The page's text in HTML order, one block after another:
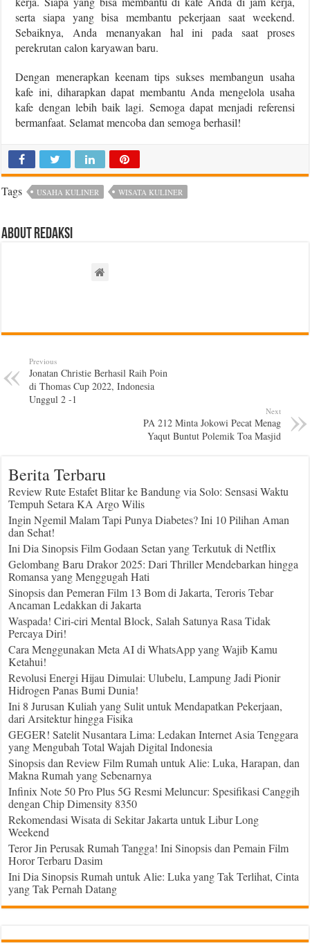
serta siapa yang bisa membantu pekerjaan saat weekend.
Sebaiknya, Anda menanyakan hal ini pada saat proses
perekrutan calon karyawan baru.
Dengan menerapkan keenam tips sukses membangun usaha
kafe ini, diharapkan dapat membantu Anda mengelola usaha
kafe dengan lebih baik lagi. Semoga dapat menjadi referensi
bermanfaat. Selamat mencoba dan semoga berhasil!
Tags USAHA KULINER WISATA KULINER
About Redaksi
Previous
Jonatan Christie Berhasil Raih Poin
di Thomas Cup 2022, Indonesia
Unggul 2 -1
Next
PA 212 Minta Jokowi Pecat Menag
Yaqut Buntut Polemik Toa Masjid
Berita Terbaru
Review Rute Estafet Blitar ke Bandung via Solo: Sensasi Waktu
Tempuh Setara KA Argo Wilis
Ingin Ngemil Malam Tapi Punya Diabetes? Ini 10 Pilihan Aman
dan Sehat!
Ini Dia Sinopsis Film Godaan Setan yang Terkutuk di Netflix
Gelombang Baru Drakor 2025: Dari Thriller Mendebarkan hingga
Romansa yang Menggugah Hati
Sinopsis dan Pemeran Film 13 Bom di Jakarta, Teroris Tebar
Ancaman Ledakkan di Jakarta
Waspada! Ciri-ciri Mental Block, Salah Satunya Rasa Tidak
Percaya Diri!
Cara Menggunakan Meta AI di WhatsApp yang Wajib Kamu
Ketahui!
Revolusi Energi Hijau Dimulai: Ulubelu, Lampung Jadi Pionir
Hidrogen Panas Bumi Dunia!
Ini 8 Jurusan Kuliah yang Sulit untuk Mendapatkan Pekerjaan,
dari Arsitektur hingga Fisika
GEGER! Satelit Nusantara Lima: Ledakan Internet Asia Tenggara
yang Mengubah Total Wajah Digital Indonesia
Sinopsis dan Review Film Rumah untuk Alie: Luka, Harapan, dan
Makna Rumah yang Sebenarnya
Infinix Note 50 Pro Plus 5G Resmi Meluncur: Spesifikasi Canggih
dengan Chip Dimensity 8350
Rekomendasi Wisata di Sekitar Jakarta untuk Libur Long
Weekend
Teror Jin Perusak Rumah Tangga! Ini Sinopsis dan Pemain Film
Horor Terbaru Dasim
Ini Dia Sinopsis Rumah untuk Alie: Luka yang Tak Terlihat, Cinta
yang Tak Pernah Datang